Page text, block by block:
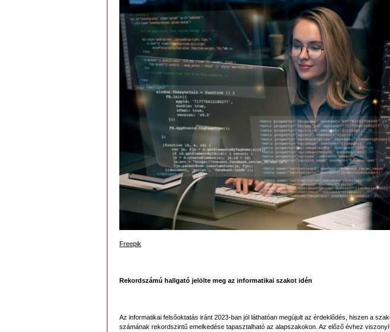
Freepik
Rekordszámú hallgató jelölte meg az informatikai szakot idén
Az informatikai felsőoktatás iránt 2023-ban jól láthatóan megújult az érdeklődés, hiszen a
számának rekordszintű emelkedése tapasztalható az alapszakokon. Az előző évhez